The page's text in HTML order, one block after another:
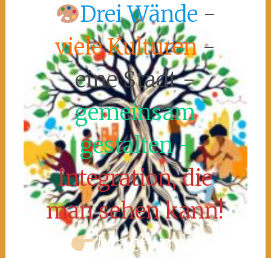
Drei Wände -
viele Kulturen-
eine Stadt -
gemeinsam
gestalten -
Integration, die
man sehen kann!
Mach mit!